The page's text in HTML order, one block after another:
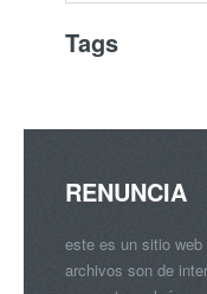
Tags
RENUNCIA
este es un sitio
archivos son de